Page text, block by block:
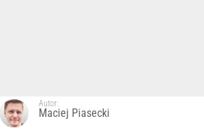
Autor:
Maciej Piasecki